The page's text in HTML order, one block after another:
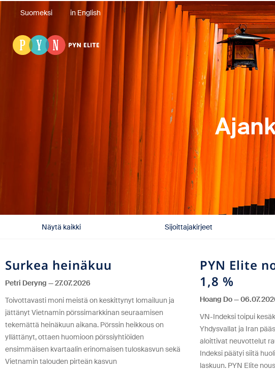
Suomeksi in English
Näytä kaikki Sijoittajakirjeet
Surkea heinäkuu
Petri Deryng
27.07.2026
Toivottavasti moni meistä on keskittynyt lomailuun ja
jättänyt Vietnamin pörssimarkkinan seuraamisen
tekemättä heinäkuun aikana. Pörssin heikkous on
yllättänyt, ottaen huomioon pörssiyhtiöiden
ensimmäisen kvartaalin erinomaisen tuloskasvun sekä
Vietnamin talouden pirteän kasvun
PYN Elite
1,8 %
Hoang Do
VN-Indeksi toipui
Yhdysvallat ja Iran
aloittivat neuvottelut
Indeksi päätyi siitä
laskuun. PYN Elite